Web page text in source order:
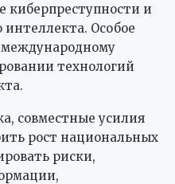
киберпреступности и
интеллекта. Особое
технологий
совместные усилия
рост национальных
риски,